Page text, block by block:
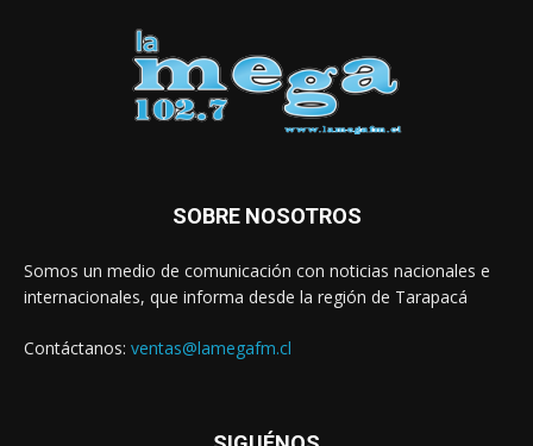
SOBRE NOSOTROS
Somos un medio de comunicación con noticias nacionales e
internacionales, que informa desde la región de Tarapacá
Contáctanos: ventas@lamegafm.cl